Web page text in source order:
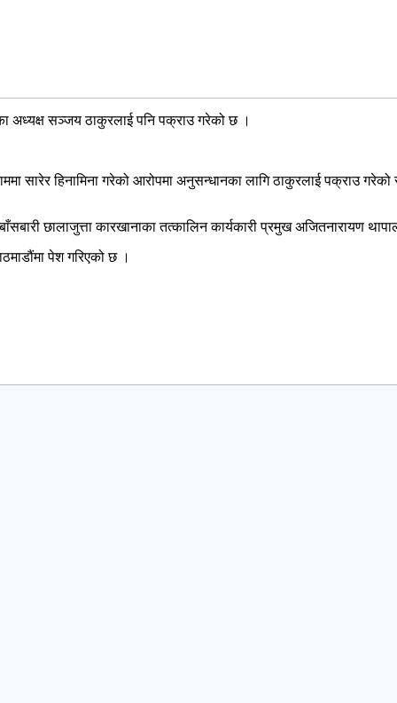
अध्यक्ष सञ्जय ठाकुरलाई पनि पक्राउ गरेको छ ।
सारेर हिनामिना गरेको आरोपमा अनुसन्धानका लागि ठाकुरलाई पक्राउ
छालाजुत्ता कारखानाका तत्कालिन कार्यकारी प्रमुख अजितनारायण
पेश गरिएको छ ।